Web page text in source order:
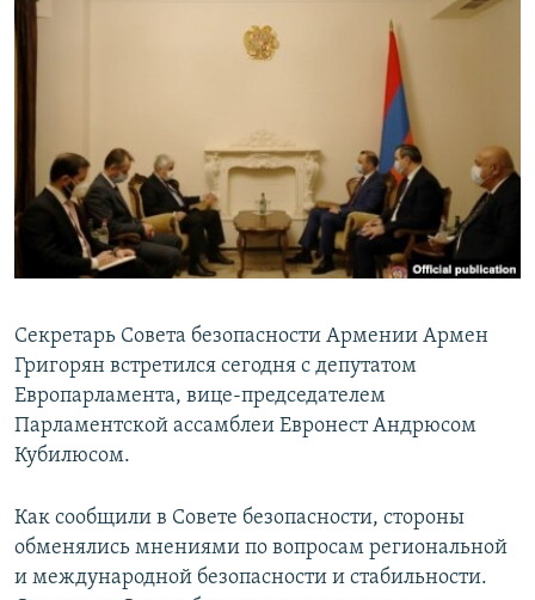
КУЛЬТУРА
Հայերեն
English
Русский
Секретарь Совета безопасности Армении Армен
Григорян встретился сегодня с депутатом
Европарламента, вице-председателем
Парламентской ассамблеи Евронест Андрюсом
Кубилюсом.
Как сообщили в Совете безопасности, стороны
обменялись мнениями по вопросам региональной
и международной безопасности и стабильности.